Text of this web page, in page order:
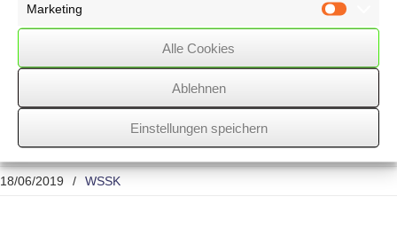
Marketing
Alle Cookies
Ablehnen
Einstellungen speichern
R 5/19 anhängig. Betroffene Steuerpflichtige können sich in ähnlich
gelagerten Fällen auf das Urteil beziehen und Ruhen des Verfahrens
zur Entscheidung durch den BFH beantragen.
18/06/2019 / WSSK